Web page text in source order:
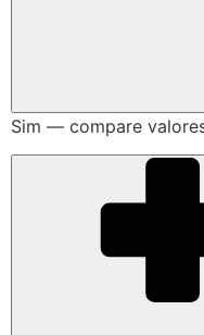
Sim — compare